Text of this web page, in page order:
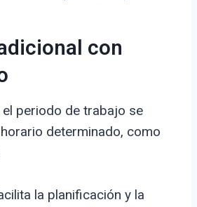
con
el periodo de trabajo se
determinado, como
la planificación y la